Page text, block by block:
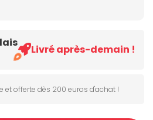
Livré après-demain !
et offerte dès 200 euros d'achat !